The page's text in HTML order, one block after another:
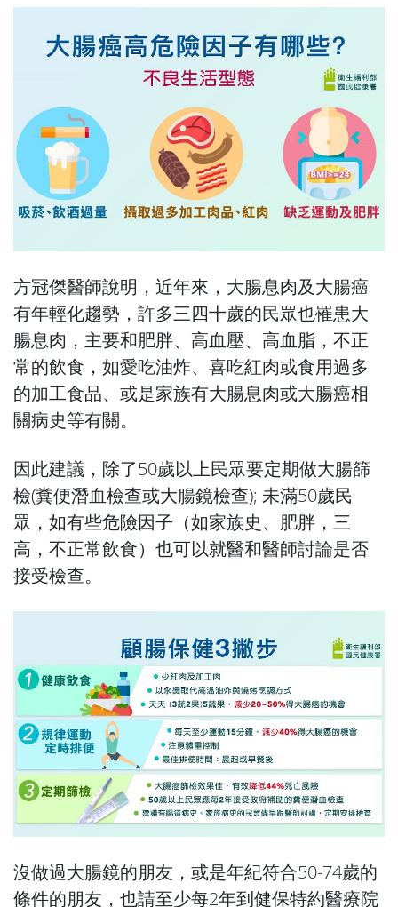
方冠傑醫師說明，近年來，大腸息肉及大腸癌
有年輕化趨勢，許多三四十歲的民眾也罹患大
腸息肉，主要和肥胖、高血壓、高血脂，不正
常的飲食，如愛吃油炸、喜吃紅肉或食用過多
的加工食品、或是家族有大腸息肉或大腸癌相
關病史等有關。
因此建議，除了50歲以上民眾要定期做大腸篩
檢(糞便潛血檢查或大腸鏡檢查); 未滿50歲民
眾，如有些危險因子（如家族史、肥胖，三
高，不正常飲食）也可以就醫和醫師討論是否
接受檢查。
沒做過大腸鏡的朋友，或是年紀符合50-74歲的
條件的朋友，也請至少每2年到健保特約醫療院